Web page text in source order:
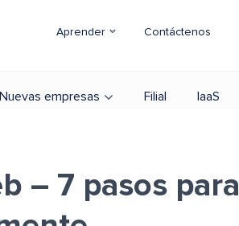
Aprender Contáctenos
Nuevas empresas Filial IaaS
– 7 pasos para